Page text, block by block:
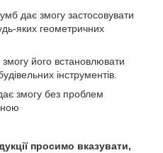
дає змогу застосовувати
яких геометричних
його встановлювати
інструментів.
змогу без проблем
просимо вказувати,